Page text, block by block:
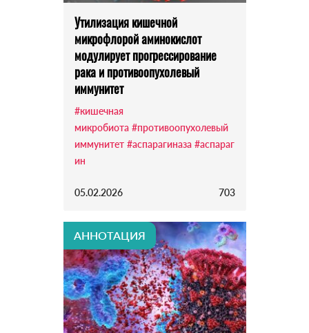
Утилизация кишечной
микрофлорой аминокислот
модулирует прогрессирование
рака и противоопухолевый
иммунитет
#кишечная
микробиота #противоопухолевый
иммунитет #аспарагиназа #аспараг
ин
05.02.2026 703
АННОТАЦИЯ